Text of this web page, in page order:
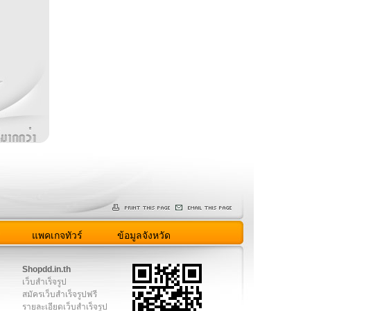
แพคเกจทัวร์ ข้อมูลจังหวัด
Shopdd.in.th
เว็บสำเร็จรูป
สมัครเว็บสำเร็จรูปฟรี
รายละเอียดเว็บสำเร็จรูป